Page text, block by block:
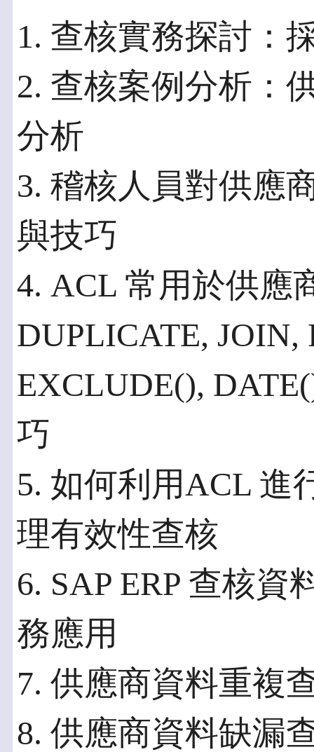
1. 查核實務探討：
2. 查核案例分析：
分析
3. 稽核人員對供應
與技巧
4. ACL 常用於供應
DUPLICATE, JOIN,
EXCLUDE(),
巧
5. 如何利用ACL 進
理有效性查核
6. SAP ERP 查核
務應用
7. 供應商資料重複
8. 供應商資料缺漏